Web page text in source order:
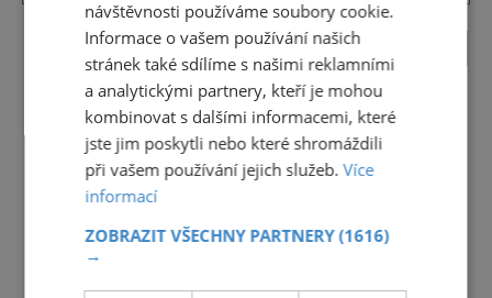
KALENDÁŘ AKCÍ
Srpen 2026
28 29 30 31 1
4 5 6 7 8
návštěvnosti používáme soubory cookie.
Informace o vašem používání našich
stránek také sdílíme s našimi reklamními
a analytickými partnery, kteří je mohou
kombinovat s dalšími informacemi, které
jste jim poskytli nebo které shromáždili
při vašem používání jejich služeb.Více
informací
ZOBRAZIT VŠECHNY PARTNERY(1616)
→